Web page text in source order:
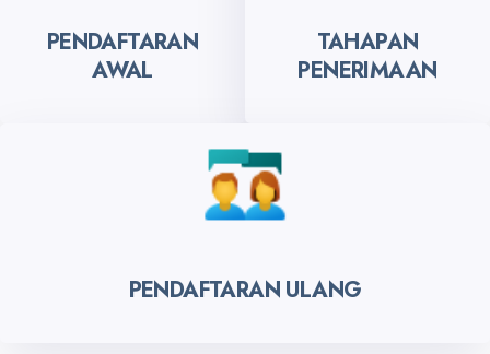
PENDAFTARAN
AWAL
TAHAPAN
PENERIMAAN
PENDAFTARAN ULANG